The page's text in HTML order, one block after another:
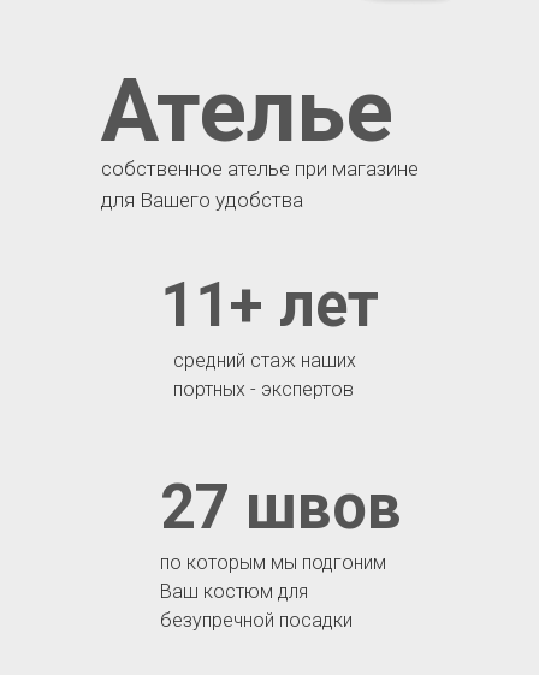
по которым мы подгоним
Ваш костюм для
безупречной посадки
27 швов
средний стаж наших
портных - экспертов
11+ лет
Ателье
собственное ателье при магазине
для Вашего удобства